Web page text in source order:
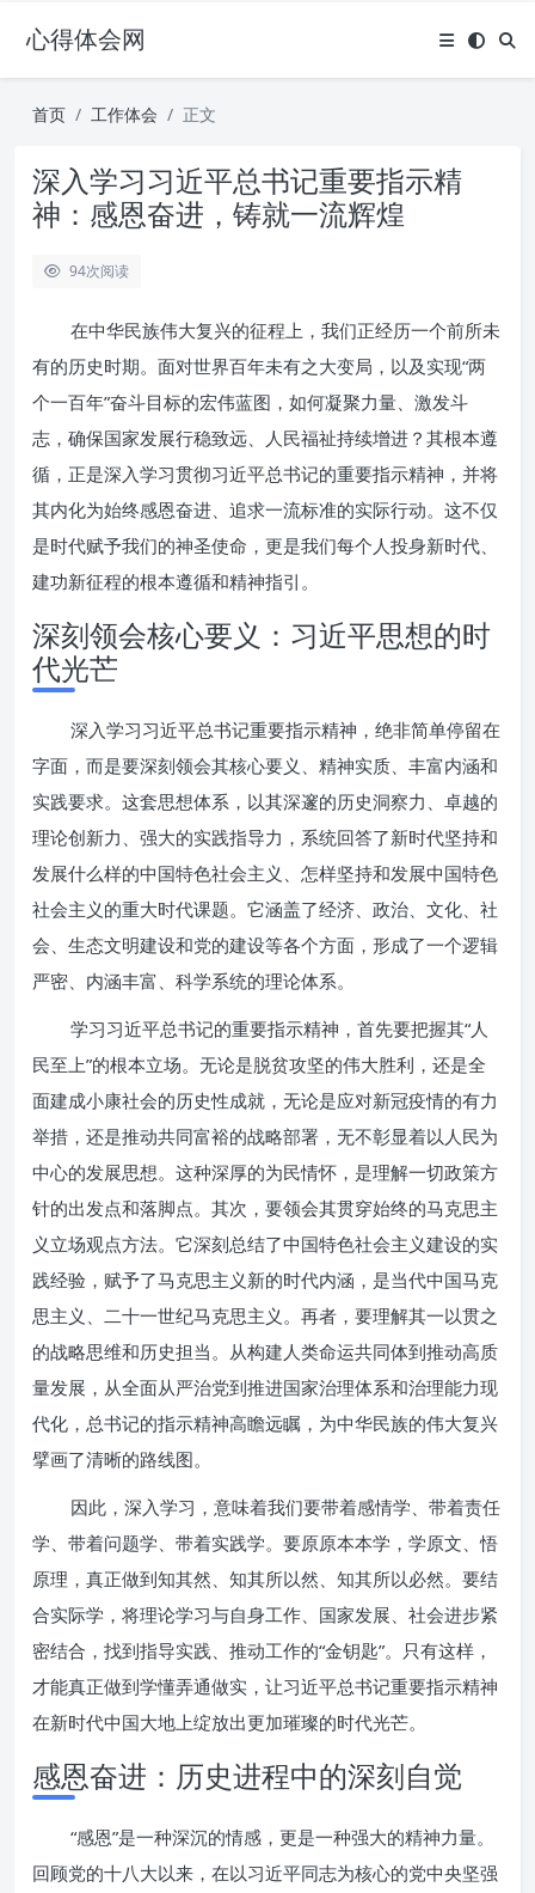
心得体会网
首页 工作体会 正文
深入学习习近平总书记重要指示精
神：感恩奋进，铸就一流辉煌
94次阅读
在中华民族伟大复兴的征程上，我们正经历一个前所未
有的历史时期。面对世界百年未有之大变局，以及实现“两
个一百年”奋斗目标的宏伟蓝图，如何凝聚力量、激发斗
志，确保国家发展行稳致远、人民福祉持续增进？其根本遵
循，正是深入学习贯彻习近平总书记的重要指示精神，并将
其内化为始终感恩奋进、追求一流标准的实际行动。这不仅
是时代赋予我们的神圣使命，更是我们每个人投身新时代、
建功新征程的根本遵循和精神指引。
深刻领会核心要义：习近平思想的时
代光芒
深入学习习近平总书记重要指示精神，绝非简单停留在
字面，而是要深刻领会其核心要义、精神实质、丰富内涵和
实践要求。这套思想体系，以其深邃的历史洞察力、卓越的
理论创新力、强大的实践指导力，系统回答了新时代坚持和
发展什么样的中国特色社会主义、怎样坚持和发展中国特色
社会主义的重大时代课题。它涵盖了经济、政治、文化、社
会、生态文明建设和党的建设等各个方面，形成了一个逻辑
严密、内涵丰富、科学系统的理论体系。
学习习近平总书记的重要指示精神，首先要把握其“人
民至上”的根本立场。无论是脱贫攻坚的伟大胜利，还是全
面建成小康社会的历史性成就，无论是应对新冠疫情的有力
举措，还是推动共同富裕的战略部署，无不彰显着以人民为
中心的发展思想。这种深厚的为民情怀，是理解一切政策方
针的出发点和落脚点。其次，要领会其贯穿始终的马克思主
义立场观点方法。它深刻总结了中国特色社会主义建设的实
践经验，赋予了马克思主义新的时代内涵，是当代中国马克
思主义、二十一世纪马克思主义。再者，要理解其一以贯之
的战略思维和历史担当。从构建人类命运共同体到推动高质
量发展，从全面从严治党到推进国家治理体系和治理能力现
代化，总书记的指示精神高瞻远瞩，为中华民族的伟大复兴
擘画了清晰的路线图。
因此，深入学习，意味着我们要带着感情学、带着责任
学、带着问题学、带着实践学。要原原本本学，学原文、悟
原理，真正做到知其然、知其所以然、知其所以必然。要结
合实际学，将理论学习与自身工作、国家发展、社会进步紧
密结合，找到指导实践、推动工作的“金钥匙”。只有这样，
才能真正做到学懂弄通做实，让习近平总书记重要指示精神
在新时代中国大地上绽放出更加璀璨的时代光芒。
感恩奋进：历史进程中的深刻自觉
“感恩”是一种深沉的情感，更是一种强大的精神力量。
回顾党的十八大以来，在以习近平同志为核心的党中央坚强